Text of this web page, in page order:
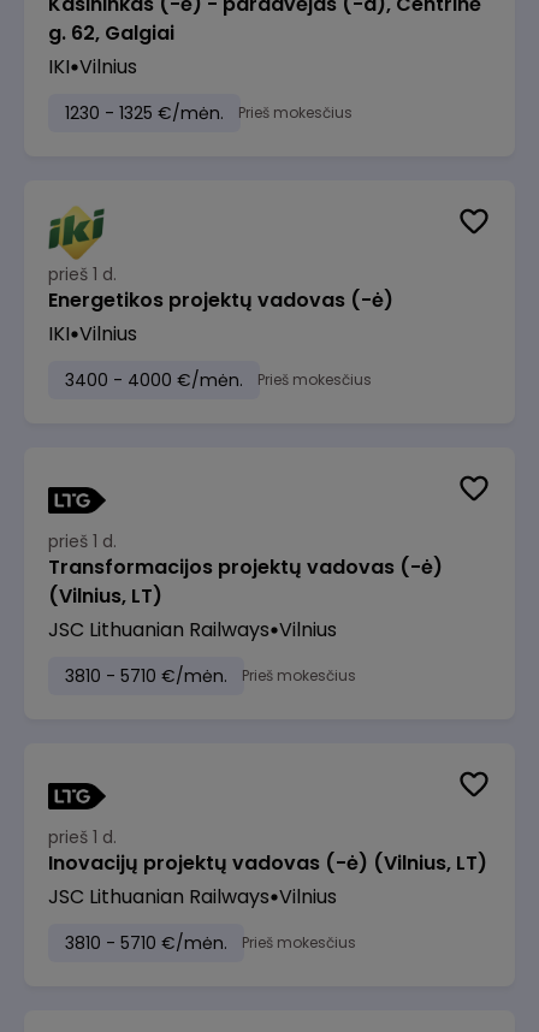
g. 62, Galgiai
IKI Vilnius
1230 - 1325 €/mėn. Prieš mokesčius
prieš 1 d.
Energetikos projektų vadovas (-ė)
IKI Vilnius
3400 - 4000 €/mėn. Prieš mokesčius
prieš 1 d.
Transformacijos projektų vadovas (-ė)
(Vilnius, LT)
JSC Lithuanian Railways Vilnius
3810 - 5710 €/mėn. Prieš mokesčius
prieš 1 d.
Inovacijų projektų vadovas (-ė) (Vilnius, LT)
JSC Lithuanian Railways Vilnius
3810 - 5710 €/mėn. Prieš mokesčius